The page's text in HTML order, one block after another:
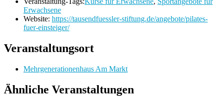
Erwachsene
Website: https://tausendfuessler-stiftung.de/angebote/pilates-
fuer-einsteiger/
Veranstaltungsort
Mehrgenerationenhaus Am Markt
Ähnliche Veranstaltungen